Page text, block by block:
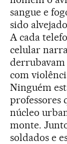
sangue e
sido
A cada
celular
derrubavam
com
Ninguém
professores
núcleo
monte.
soldados e